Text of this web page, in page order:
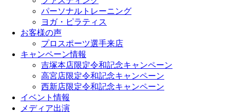
パーソナルトレーニング
ヨガ・ピラティス
お客様の声
プロスポーツ選手来店
キャンペーン情報
吉塚本店限定令和記念キャンペーン
高宮店限定令和記念キャンペーン
西新店限定令和記念キャンペーン
イベント情報
メディア出演